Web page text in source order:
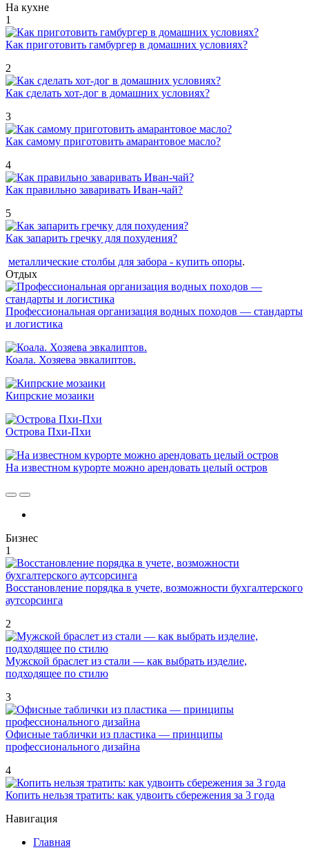
На кухне
1
Как приготовить гамбургер в домашних условиях?
2
Как сделать хот-дог в домашних условиях?
3
Как самому приготовить амарантовое масло?
4
Как правильно заваривать Иван-чай?
5
Как запарить гречку для похудения?
металлические столбы для забора - купить опоры.
Отдых
Профессиональная организация водных походов — стандарты
и логистика
Коала. Хозяева эвкалиптов.
Кипрские мозаики
Острова Пхи-Пхи
На известном курорте можно арендовать целый остров
Бизнес
1
Восстановление порядка в учете, возможности бухгалтерского
аутсорсинга
2
Мужской браслет из стали — как выбрать изделие,
подходящее по стилю
3
Офисные таблички из пластика — принципы
профессионального дизайна
4
Копить нельзя тратить: как удвоить сбережения за 3 года
Навигация
Главная